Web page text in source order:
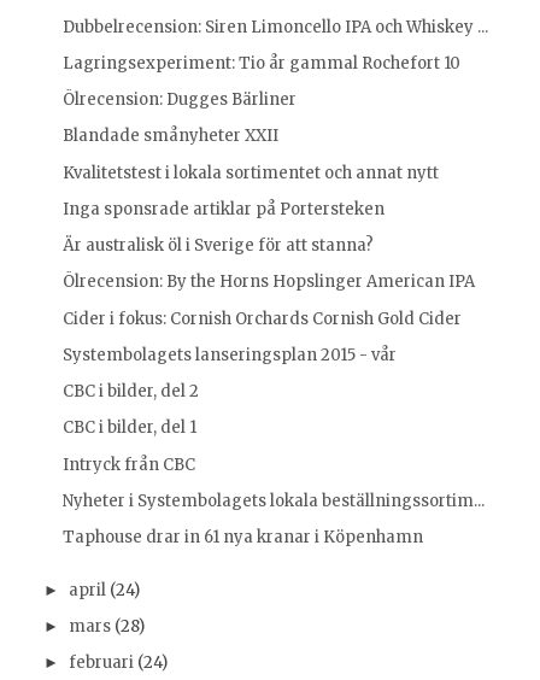
Dubbelrecension: Siren Limoncello IPA och Whiskey ...
Lagringsexperiment: Tio år gammal Rochefort 10
Ölrecension: Dugges Bärliner
Blandade smånyheter XXII
Kvalitetstest i lokala sortimentet och annat nytt
Inga sponsrade artiklar på Portersteken
Är australisk öl i Sverige för att stanna?
Ölrecension: By the Horns Hopslinger American IPA
Cider i fokus: Cornish Orchards Cornish Gold Cider
Systembolagets lanseringsplan 2015 - vår
CBC i bilder, del 2
CBC i bilder, del 1
Intryck från CBC
Nyheter i Systembolagets lokala beställningssortim...
Taphouse drar in 61 nya kranar i Köpenhamn
► april (24)
► mars (28)
► februari (24)